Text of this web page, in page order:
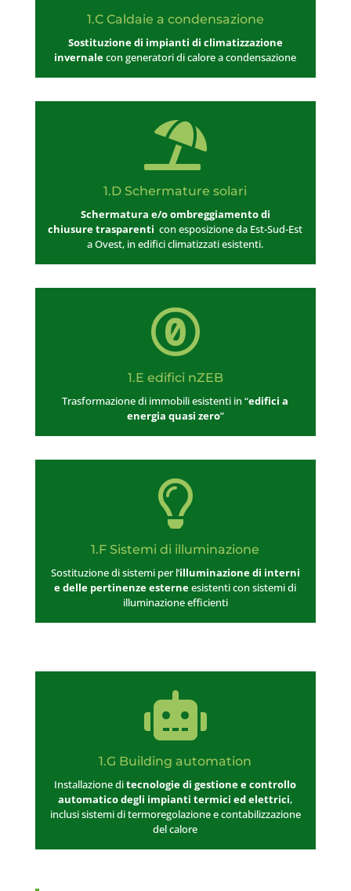
1.C Caldaie a condensazione
Sostituzione di impianti di climatizzazione
invernalecon generatori di calore a condensazione

1.D Schermature solari
Schermatura e/o ombreggiamento di
chiusure trasparenti con esposizione da Est-Sud-Est
a Ovest, in edifici climatizzati esistenti.

1.E edifici nZEB
Trasformazione di immobili esistenti in “edifici a
energia quasi zero”

1.F Sistemi di illuminazione
Sostituzione di sistemi per l’illuminazione di interni
e delle pertinenze esterneesistenti con sistemi di
illuminazione efficienti

1.G Building automation
Installazione ditecnologie di gestione e controllo
automatico degli impianti termici ed elettrici,
inclusi sistemi di termoregolazione e contabilizzazione
del calore